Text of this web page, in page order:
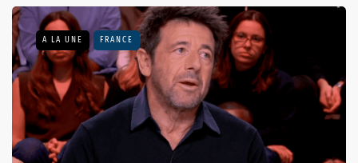
A LA UNE FRANCE